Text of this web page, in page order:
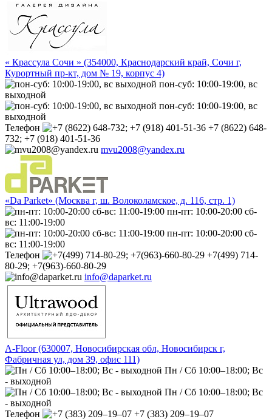
« Крассула Сочи » (354000, Краснодарский край, Сочи г,
Курортный пр-кт, дом № 19, корпус 4)
пон-суб: 10:00-19:00, вс
выходной
пон-суб: 10:00-19:00, вс
выходной
Телефон
+7 (8622) 648-
732; +7 (918) 401-51-36
mvu2008@yandex.ru
«Da Parket» (Москва г, ш. Волоколамское, д. 116, стр. 1)
пн-пт: 10:00-20:00 сб-
вс: 11:00-19:00
пн-пт: 10:00-20:00 сб-
вс: 11:00-19:00
Телефон
+7(499) 714-
80-29; +7(963)-660-80-29
info@daparket.ru
A-Floor (630007, Новосибирская обл, Новосибирск г,
Фабричная ул, дом 39, офис 111)
Пн / Сб 10:00–18:00; Вс
- выходной
Пн / Сб 10:00–18:00; Вс
- выходной
Телефон
+7 (383) 209‒19‒07